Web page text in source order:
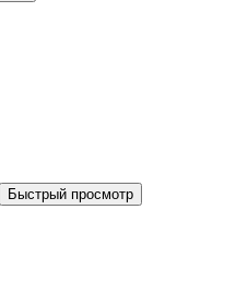
Быстрый просмотр